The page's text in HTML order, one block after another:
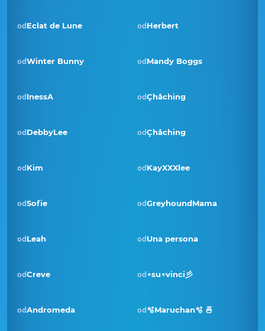
od Eclat de Lune Pobjednik · stu 2023
od Herbert
odWinter Bunny od Mandy Boggs
od InessA odÇhåching
od DebbyLee Pobjednik · sij 2023
odÇhåching
od Kim od KayXXXlee
odSofie odGreyhoundMama
od Leah Pobjednik · ožu 2022
od Una persona
odCreve od ⋆su⋆vinci彡
odAndromeda od 🫧Maruchan🫧 🍜